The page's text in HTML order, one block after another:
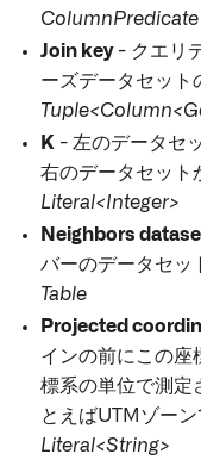
ColumnPredicate
Join key- クエリ
ーズデータセット
K - 左のデータセ
右のデータセット
Literal<Integer>
Neighbors
バーのデータセッ
Table
Projected
インの前にこの座
標系の単位で測
とえばUTMゾー
Literal<String>